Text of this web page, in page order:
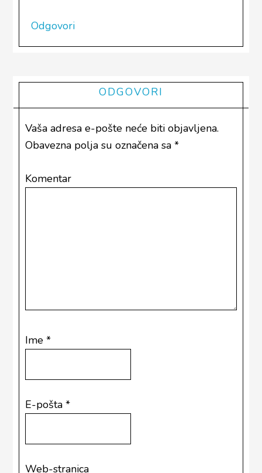
Odgovori
ODGOVORI
Vaša adresa e-pošte neće biti objavljena.
Obavezna polja su označena sa*
Komentar
Ime*
E-pošta*
Web-stranica